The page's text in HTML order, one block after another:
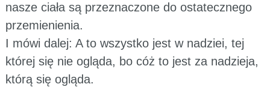
nasze ciała są przeznaczone do ostatecznego
przemienienia.
I mówi dalej: A to wszystko jest w nadziei, tej
której się nie ogląda, bo cóż to jest za nadzieja,
którą się ogląda.